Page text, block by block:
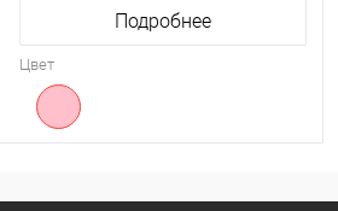
Подробнее
Цвет